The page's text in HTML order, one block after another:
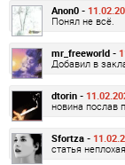
Anon0 -
Понял не всё.
mr_freeworld -
Добавил в
dtorin -
новина послав
Sfortza -
статья